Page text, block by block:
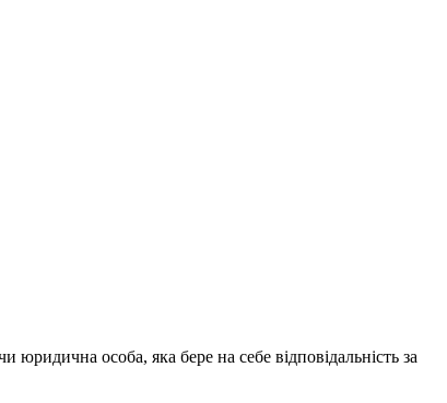
особа, яка бере на себе відповідальність за